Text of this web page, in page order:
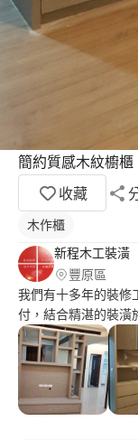
簡約質感木紋櫥櫃
收藏
木作櫃
新程木工裝潢
豐原區
我們有十多年的裝修
付，結合精湛的裝潢
服務，將您的託付完